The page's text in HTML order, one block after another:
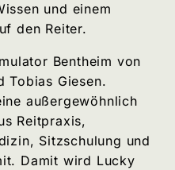
und einem
den Reiter.
Bentheim von
Tobias Giesen.
außergewöhnlich
Reitpraxis,
Sitzschulung und
Damit wird Lucky